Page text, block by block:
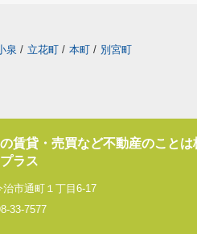
泉 / 立花町 / 本町 / 別宮町
賃貸・売買など不動産のことは
ラス
治市通町１丁目6-17
33-7577